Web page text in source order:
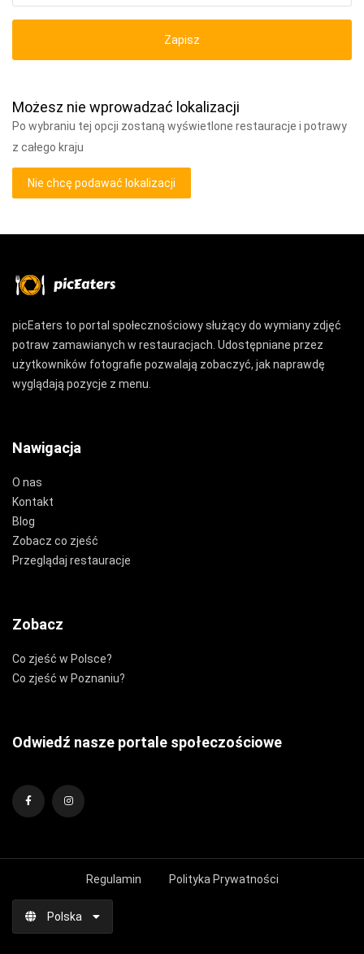
Zapisz
Możesz nie wprowadzać lokalizacji
Po wybraniu tej opcji zostaną wyświetlone restauracje i potrawy
z całego kraju
Nie chcę podawać lokalizacji
picEaters to portal społecznościowy służący do wymiany zdjęć
potraw zamawianych w restauracjach. Udostępniane przez
użytkowników fotografie pozwalają zobaczyć, jak naprawdę
wyglądają pozycje z menu.
Nawigacja
O nas
Kontakt
Blog
Zobacz co zjeść
Przeglądaj restauracje
Zobacz
Co zjeść w Polsce?
Co zjeść w Poznaniu?
Odwiedź nasze portale społeczościowe
Regulamin Polityka Prywatności
Polska